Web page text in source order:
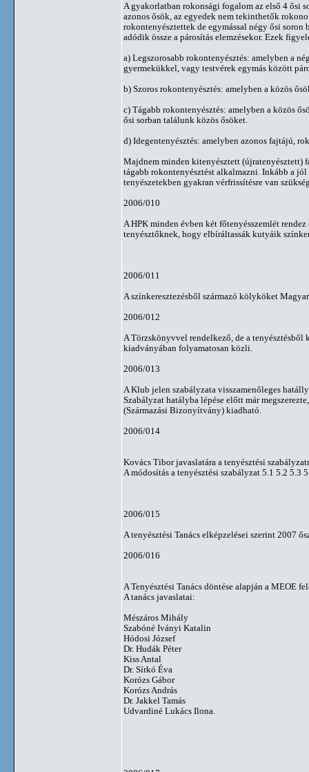
A gyakorlatban rokonsági fogalom az első 4 ősi
azonos ősök, az egyedek nem tekinthetők
rokontenyésztettek de egymással négy ősi
adódik össze a párosítás elemzésekor. Ezek
a) Legszorosabb rokontenyésztés: amelyben a
gyermekükkel, vagy testvérek egymás között
b) Szoros rokontenyésztés: amelyben a közös
c) Tágabb rokontenyésztés: amelyben a közös
ősi sorban találunk közös ősöket.
d) Idegentenyésztés: amelyben azonos fajtájú,
Majdnem minden kitenyésztett (újratenyésztett)
tágabb rokontenyésztést alkalmazni. Inkább a
tenyészetekben gyakran vérfrissítésre van
2006/010
A HPK minden évben két főtenyésszemlét
tenyésztőknek, hogy elbíráltassák kutyáik
2006/011
A színkeresztezésből származó kölyköket
2006/012
A Törzskönyvvel rendelkező, de a
kiadványában folyamatosan közli.
2006/013
A Klub jelen szabályzata visszamenőleges
Szabályzat hatályba lépése előtt már
(Származási Bizonyítvány) kiadható.
2006/014
Kovács Tibor javaslatára a tenyésztési
A módosítás a tenyésztési szabályzat 5.1 5.2 5.3
2006/015
A tenyésztési Tanács elképzelései szerint 2007
2006/016
A Tenyésztési Tanács döntése alapján a
A tanács javaslatai:
Mészáros Mihály
Szabóné Iványi Katalin
Hódosi József
Dr. Hudák Péter
Kiss Antal
Dr. Sírkó Éva
Korózs Gábor
Korózs András
Dr. Jakkel Tamás
Udvardiné Lukács Ilona.